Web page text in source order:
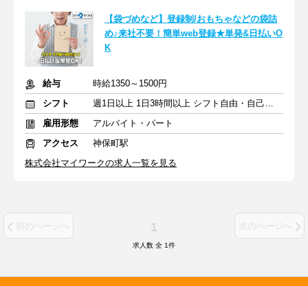
【袋づめなど】登録制/おもちゃなどの袋詰
め♪来社不要！簡単web登録★単発&日払いO
K
給与
時給1350～1500円
シフト
週1日以上 1日3時間以上 シフト自由・自己申告
雇用形態
アルバイト・パート
アクセス
神保町駅
株式会社マイワークの求人一覧を見る
前のページへ 1 次のページへ
求人数 全 1件